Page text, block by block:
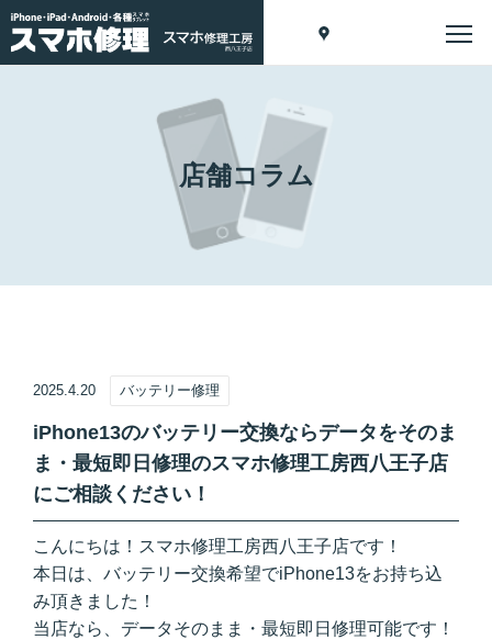
店舗コラム
2025.4.20 バッテリー修理
iPhone13のバッテリー交換ならデータをそのま
ま・最短即日修理のスマホ修理工房西八王子店
にご相談ください！
こんにちは！スマホ修理工房西八王子店です！
本日は、バッテリー交換希望でiPhone13をお持ち込
み頂きました！
当店なら、データそのまま・最短即日修理可能です！